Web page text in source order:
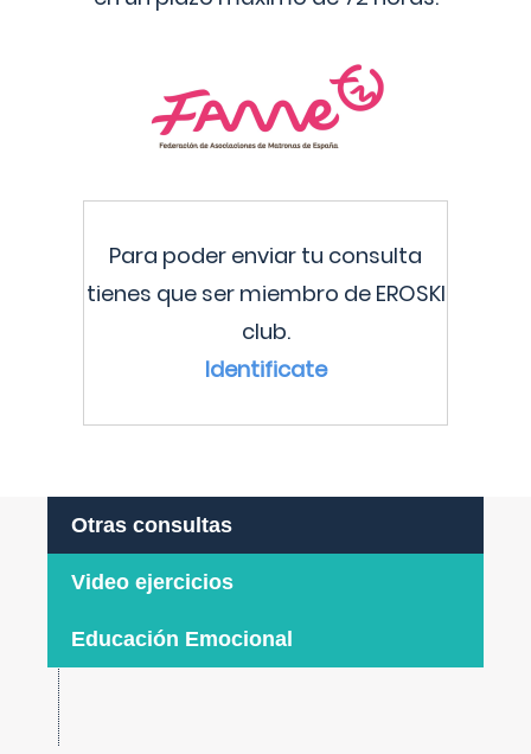
Para poder enviar tu consulta
tienes que ser miembro de EROSKI
club.
Identificate
Otras consultas
Video ejercicios
Educación Emocional